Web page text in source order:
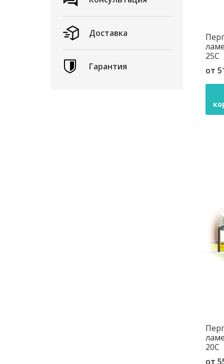
Доставка
Гарантия
25C
от
20C
от